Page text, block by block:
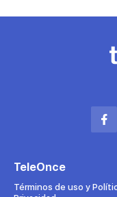
Abrir
TeleOnce
Términos de uso y